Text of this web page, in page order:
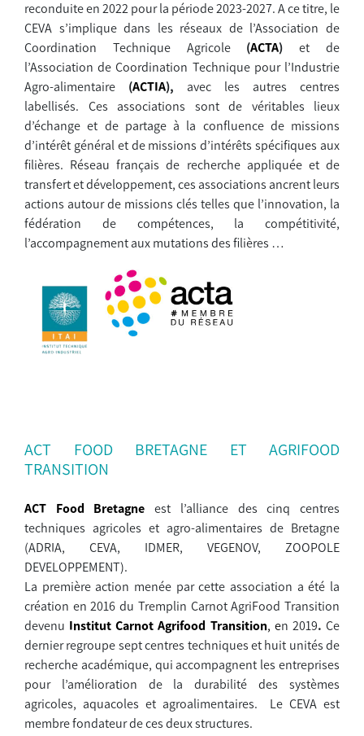
reconduite en 2022 pour la période 2023-2027. A ce titre, le
CEVA s’implique dans les réseaux de l’Association de
Coordination Technique Agricole (ACTA) et de
l’Association de Coordination Technique pour l’Industrie
Agro-alimentaire (ACTIA), avec les autres centres
labellisés. Ces associations sont de véritables lieux
d’échange et de partage à la confluence de missions
d’intérêt général et de missions d’intérêts spécifiques aux
filières. Réseau français de recherche appliquée et de
transfert et développement, ces associations ancrent leurs
actions autour de missions clés telles que l’innovation, la
fédération de compétences, la compétitivité,
l’accompagnement aux mutations des filières …
ACT FOOD BRETAGNE ET AGRIFOOD
TRANSITION
ACT Food Bretagne est l’alliance des cinq centres
techniques agricoles et agro-alimentaires de Bretagne
(ADRIA, CEVA, IDMER, VEGENOV, ZOOPOLE
DEVELOPPEMENT).
La première action menée par cette association a été la
création en 2016 du Tremplin Carnot AgriFood Transition
devenu Institut Carnot Agrifood Transition, en 2019. Ce
dernier regroupe sept centres techniques et huit unités de
recherche académique, qui accompagnent les entreprises
pour l’amélioration de la durabilité des systèmes
agricoles, aquacoles et agroalimentaires. Le CEVA est
membre fondateur de ces deux structures.